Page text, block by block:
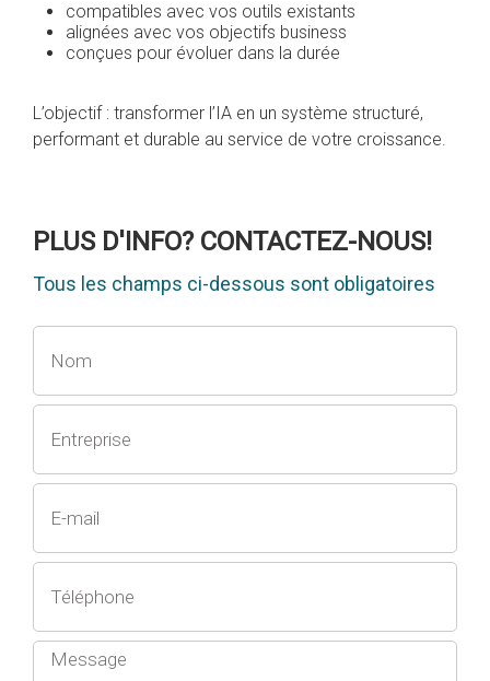
compatibles avec vos outils existants
alignées avec vos objectifs business
conçues pour évoluer dans la durée
L’objectif : transformer l’IA en un système structuré,
performant et durable au service de votre croissance.
PLUS D'INFO? CONTACTEZ-NOUS!
Tous les champs ci-dessous sont obligatoires